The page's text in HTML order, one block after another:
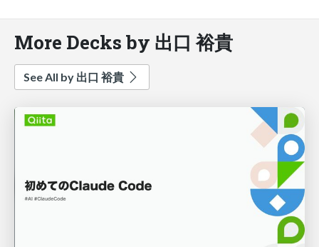
More Decks by 出口 裕貴
See All by 出口 裕貴